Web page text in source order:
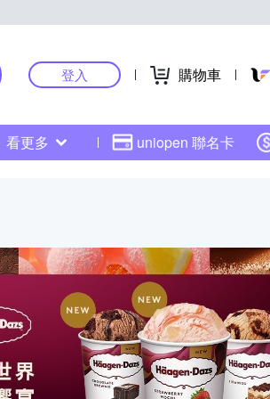
登入 購物車
看更多 uniopen 聯名卡